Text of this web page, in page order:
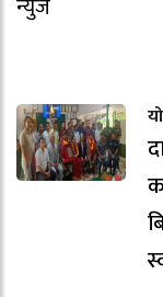
न्युज